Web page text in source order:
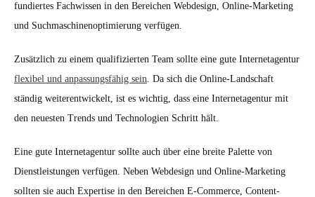
fundiertes Fachwissen in den Bereichen Webdesign, Online-Marketing
und Suchmaschinenoptimierung verfügen.
Zusätzlich zu einem qualifizierten Team sollte eine gute Internetagentur
flexibel und anpassungsfähig sein. Da sich die Online-Landschaft
ständig weiterentwickelt, ist es wichtig, dass eine Internetagentur mit
den neuesten Trends und Technologien Schritt hält.
Eine gute Internetagentur sollte auch über eine breite Palette von
Dienstleistungen verfügen. Neben Webdesign und Online-Marketing
sollten sie auch Expertise in den Bereichen E-Commerce, Content-